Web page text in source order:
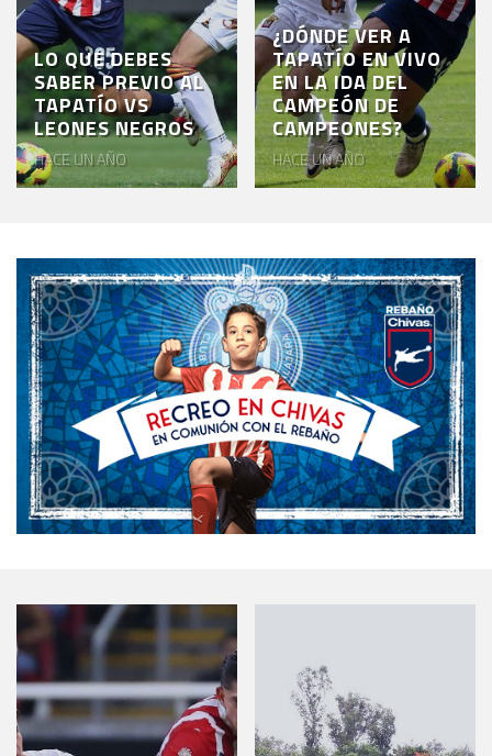
LO QUE DEBES
SABER PREVIO AL
TAPATÍO VS
LEONES NEGROS
HACE UN AÑO
¿DÓNDE VER A
TAPATÍO EN VIVO
EN LA IDA DEL
CAMPEÓN DE
CAMPEONES?
HACE UN AÑO